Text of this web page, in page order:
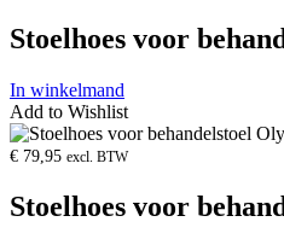
Stoelhoes voor
In winkelmand
Add to Wishlist
Product
openen
€ 79,95 excl. BTW
Stoelhoes voor